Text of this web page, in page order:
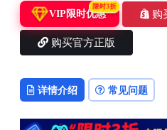
VIP限时优惠
限时3折
购
购买官方正版
详情介绍 常见问题